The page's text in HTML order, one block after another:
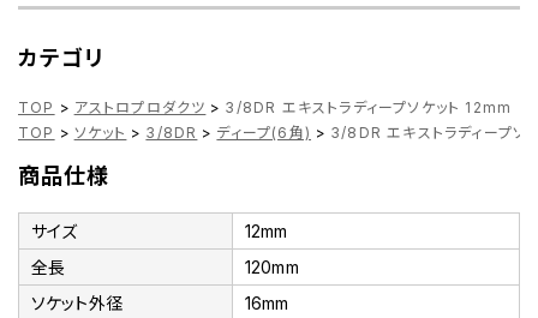
カテゴリ
TOP > アストロプロダクツ > 3/8DR エキストラディープソケット 12mm
TOP > ソケット > 3/8DR > ディープ(6角) > 3/8DR エキストラディープソ
商品仕様
サイズ
12mm
全長
120mm
ソケット外径
16mm